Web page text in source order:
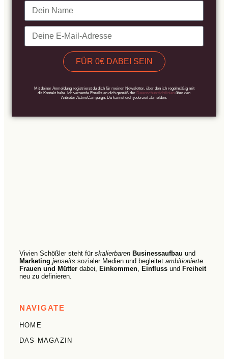
FÜR 0€ DABEI SEIN
Mit deiner Anmeldung registrierst du dich für meinen Newsletter, über den ich regelmäßig mit
dir Kontakt halte. Ich versende Emails an dich gemäß der Datenschutzrichtlinien über den
Anbieter ActiveCampaign. Du kannst dich jederzeit abmelden.
Vivien Schößler steht für skalierbaren Businessaufbau und
Marketing jenseits sozialer Medien und begleitet ambitionierte
Frauen und Mütter dabei, Einkommen Einfluss und Freiheit
neu zu definieren.
NAVIGATE
HOME
DAS MAGAZIN